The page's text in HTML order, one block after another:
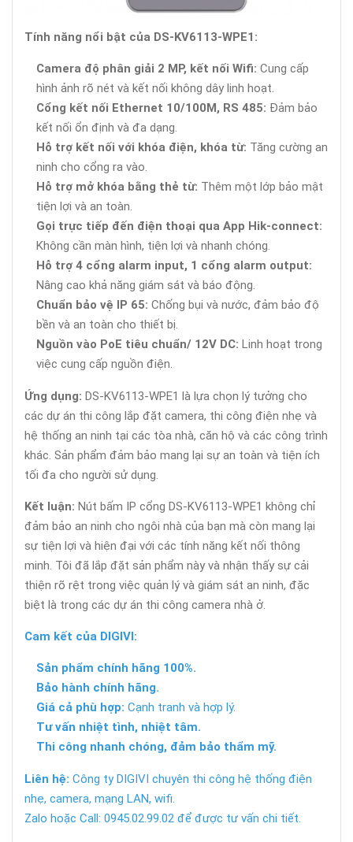
Tính năng nổi bật của DS-KV6113-WPE1:
Camera độ phân giải 2 MP, kết nối Wifi: Cung cấp
hình ảnh rõ nét và kết nối không dây linh hoạt.
Cổng kết nối Ethernet 10/100M, RS 485: Đảm bảo
kết nối ổn định và đa dạng.
Hỗ trợ kết nối với khóa điện, khóa từ: Tăng cường an
ninh cho cổng ra vào.
Hỗ trợ mở khóa bằng thẻ từ: Thêm một lớp bảo mật
tiện lợi và an toàn.
Gọi trực tiếp đến điện thoại qua App Hik-connect:
Không cần màn hình, tiện lợi và nhanh chóng.
Hỗ trợ 4 cổng alarm input, 1 cổng alarm output:
Nâng cao khả năng giám sát và báo động.
Chuẩn bảo vệ IP 65: Chống bụi và nước, đảm bảo độ
bền và an toàn cho thiết bị.
Nguồn vào PoE tiêu chuẩn/ 12V DC: Linh hoạt trong
việc cung cấp nguồn điện.
Ứng dụng: DS-KV6113-WPE1 là lựa chọn lý tưởng cho
các dự án thi công lắp đặt camera, thi công điện nhẹ và
hệ thống an ninh tại các tòa nhà, căn hộ và các công trình
khác. Sản phẩm đảm bảo mang lại sự an toàn và tiện ích
tối đa cho người sử dụng.
Kết luận: Nút bấm IP cổng DS-KV6113-WPE1 không chỉ
đảm bảo an ninh cho ngôi nhà của bạn mà còn mang lại
sự tiện lợi và hiện đại với các tính năng kết nối thông
minh. Tôi đã lắp đặt sản phẩm này và nhận thấy sự cải
thiện rõ rệt trong việc quản lý và giám sát an ninh, đặc
biệt là trong các dự án thi công camera nhà ở.
Cam kết của DIGIVI:
Sản phẩm chính hãng 100%.
Bảo hành chính hãng.
Giá cả phù hợp: Cạnh tranh và hợp lý.
Tư vấn nhiệt tình, nhiệt tâm.
Thi công nhanh chóng, đảm bảo thẩm mỹ.
Liên hệ: Công ty DIGIVI chuyên thi công hệ thống điện
nhẹ, camera, mạng LAN, wifi.
Zalo hoặc Call: 0945.02.99.02 để được tư vấn chi tiết.